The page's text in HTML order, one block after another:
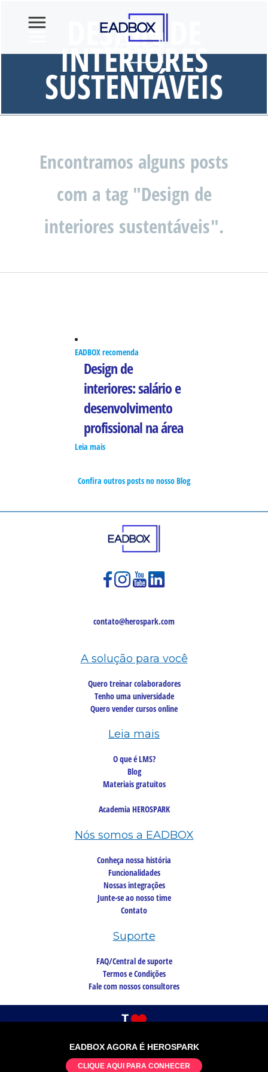
EADBOX AGORA É HEROSPARK
CLIQUE AQUI PARA CONHECER
DESIGN DE
INTERIORES
SUSTENTÁVEIS
Encontramos alguns posts
com a tag "Design de
interiores sustentáveis".
EADBOX recomenda
Design de
interiores: salário e
desenvolvimento
profissional na área
Leia mais
Confira outros posts no nosso Blog
contato@herospark.com
A solução para você
Quero treinar colaboradores
Tenho uma universidade
Quero vender cursos online
Leia mais
O que é LMS?
Blog
Materiais gratuitos
Academia HEROSPARK
Nós somos a EADBOX
Conheça nossa história
Funcionalidades
Nossas integrações
Junte-se ao nosso time
Contato
Suporte
FAQ/Central de suporte
Termos e Condições
Fale com nossos consultores
©2026 Copyright, todos os direitos reservados